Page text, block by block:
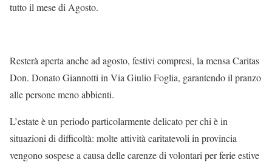
tutto il mese di Agosto.
Resterà aperta anche ad agosto, festivi compresi, la mensa Caritas
Don. Donato Giannotti in Via Giulio Foglia, garantendo il pranzo
alle persone meno abbienti.
L’estate è un periodo particolarmente delicato per chi è in
situazioni di difficoltà: molte attività caritatevoli in provincia
vengono sospese a causa delle carenze di volontari per ferie estive